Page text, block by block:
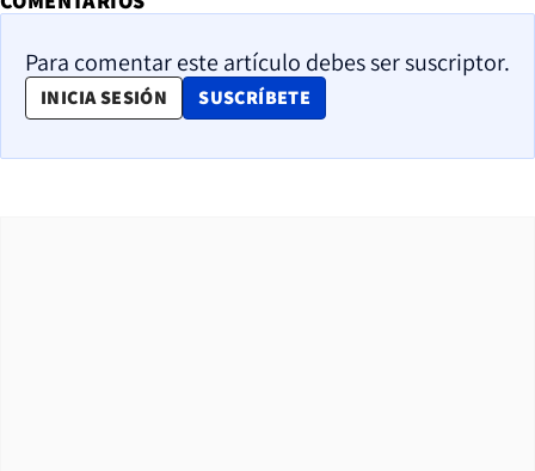
Para comentar este artículo debes ser suscriptor.
INICIA SESIÓN SUSCRÍBETE
OPENS IN NEW WINDOW